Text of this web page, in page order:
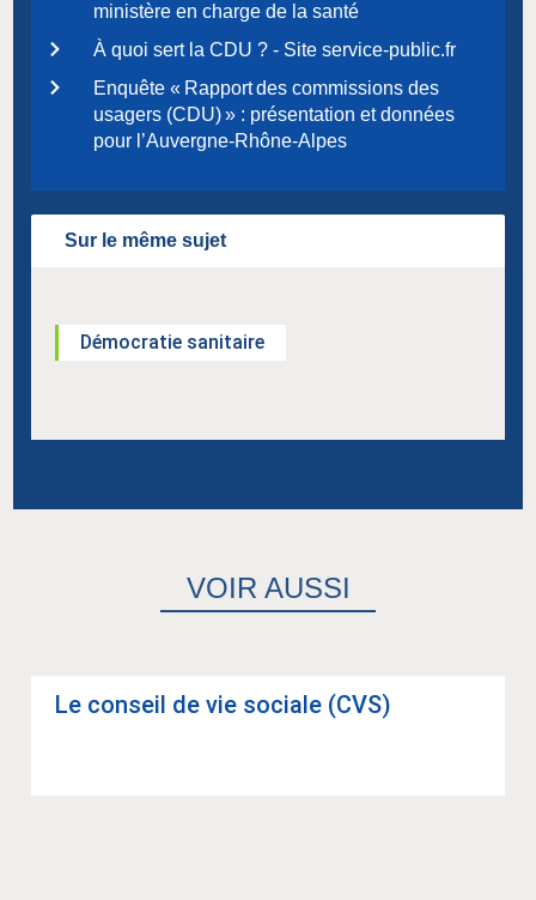
ministère en charge de la santé
À quoi sert la CDU ? - Site service-public.fr
Enquête « Rapport des commissions des
usagers (CDU) » : présentation et données
pour l’Auvergne-Rhône-Alpes
Sur le même sujet
Démocratie sanitaire
VOIR AUSSI
Le conseil de vie sociale (CVS)